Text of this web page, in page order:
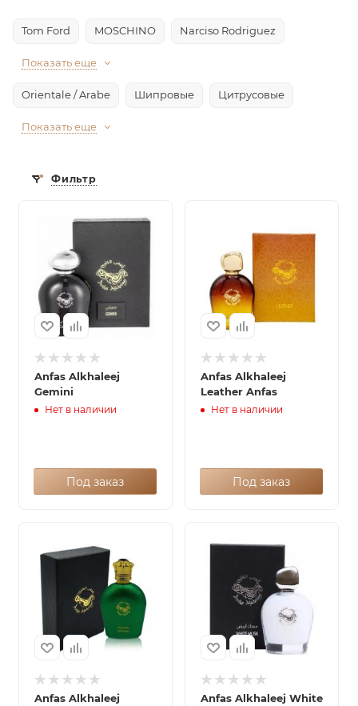
Tom Ford MOSCHINO Narciso Rodriguez
Показать еще
Orientale / Arabe Шипровые Цитрусовые
Показать еще
Фильтр
Anfas Alkhaleej
Gemini
Нет в наличии
Под заказ
Anfas Alkhaleej
Leather Anfas
Нет в наличии
Под заказ
Anfas Alkhaleej
Anfas Alkhaleej White